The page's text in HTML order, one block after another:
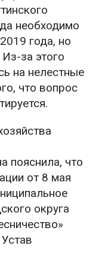
необходимо
года, но
за этого
на нелестные
что вопрос
пояснила, что
от 8 мая
округа